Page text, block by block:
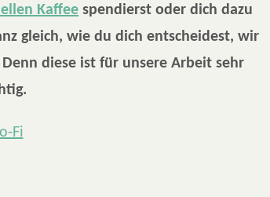
Kaffee spendierst oder dich dazu
gleich, wie du dich entscheidest, wir
diese ist für unsere Arbeit sehr